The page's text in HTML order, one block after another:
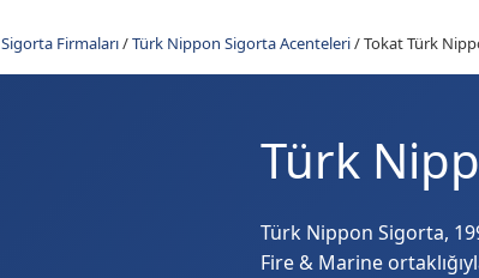
Sigorta Firmaları/Türk Nippon Sigorta Acenteleri/Tokat Türk
Türk
Türk Nippon Sigorta,
Fire & Marine